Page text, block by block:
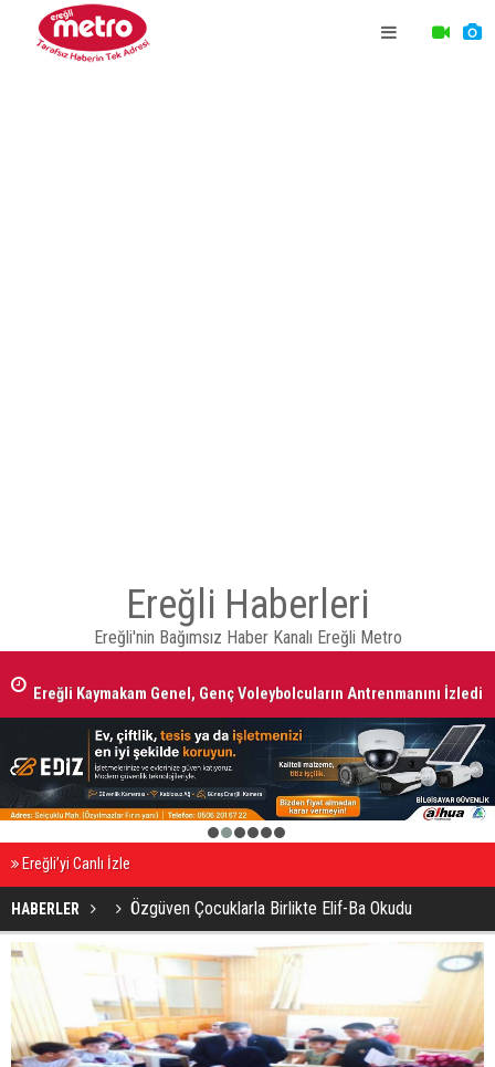
Ereğli Haberleri
Ereğli'nin Bağımsız Haber Kanalı Ereğli Metro
Ereğli Kaymakam Genel, Genç Voleybolcuların Antrenmanını İzledi
2 3 4 5 6
Ereğli’yi Canlı İzle
HABERLER Özgüven Çocuklarla Birlikte Elif-Ba Okudu